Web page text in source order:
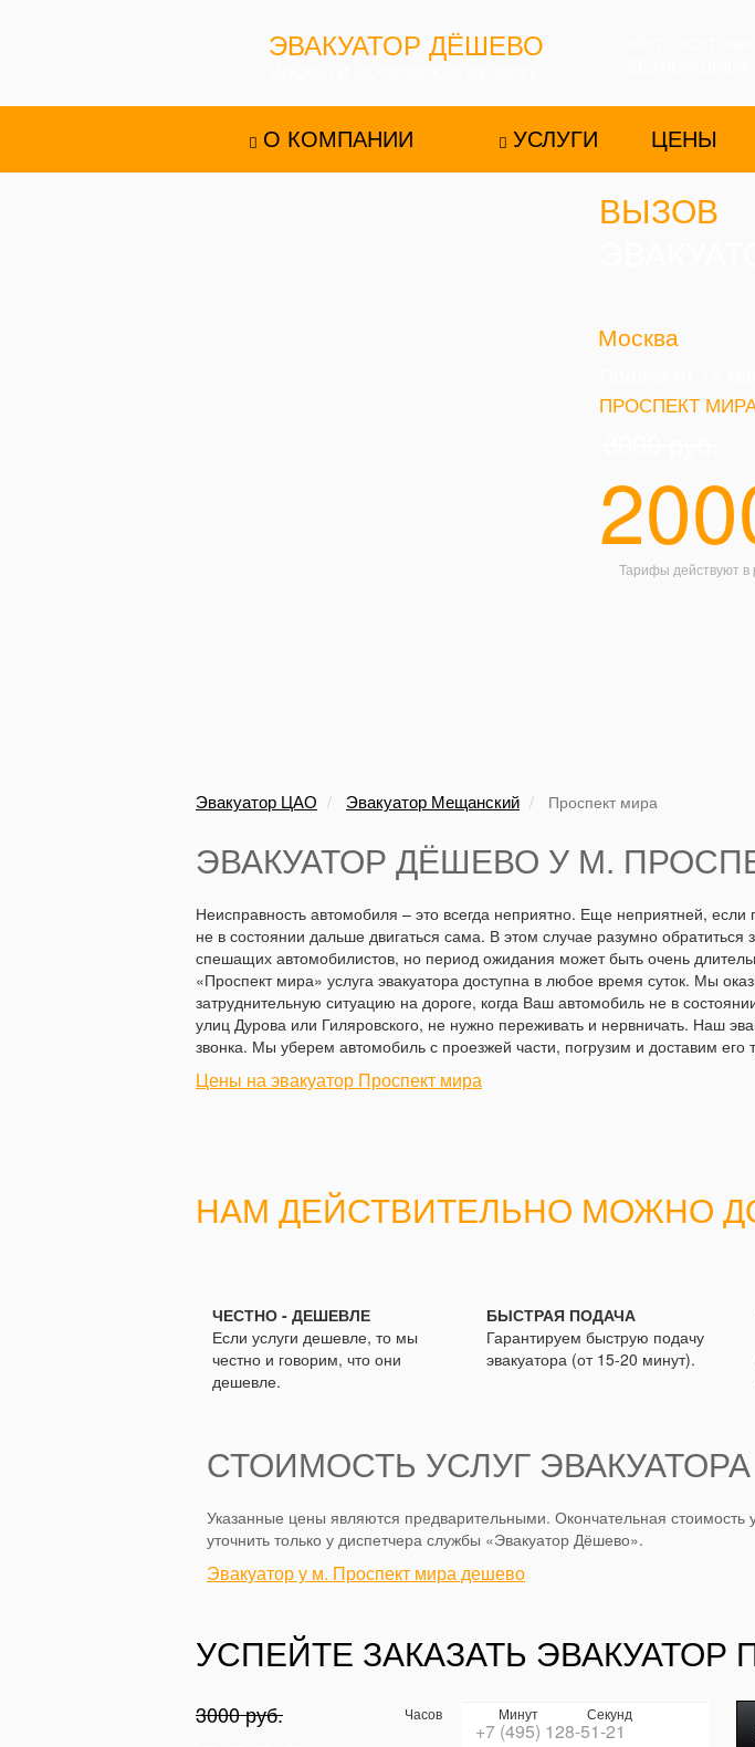
ЭВАКУАТОР ДЁШЕВО
О КОМПАНИИ УСЛУГИ ЦЕНЫ
ВЫЗОВ
Москва
ПРОСПЕКТ
Тарифы действуют в
Эвакуатор ЦАО Эвакуатор Мещанский Проспект мира
ЭВАКУАТОР ДЁШЕВО У М.
Неисправность автомобиля – это всегда неприятно. Еще неприятней,
не в состоянии дальше двигаться сама. В этом случае разумно
спешащих автомобилистов, но период ожидания может быть очень
«Проспект мира» услуга эвакуатора доступна в любое время суток. Мы
затруднительную ситуацию на дороге, когда Ваш автомобиль не в
улиц Дурова или Гиляровского, не нужно переживать и нервничать. Наш
звонка. Мы уберем автомобиль с проезжей части, погрузим и доставим
Цены на эвакуатор Проспект мира
НАМ ДЕЙСТВИТЕЛЬНО МОЖНО
ЧЕСТНО - ДЕШЕВЛЕ
Если услуги дешевле, то мы
честно и говорим, что они
дешевле.
БЫСТРАЯ ПОДАЧА
Гарантируем быструю подачу
эвакуатора (от 15-20 минут).
СТОИМОСТЬ УСЛУГ
Указанные цены являются предварительными. Окончательная
уточнить только у диспетчера службы «Эвакуатор Дёшево».
Эвакуатор у м. Проспект мира дешево
УСПЕЙТЕ ЗАКАЗАТЬ
3000 руб. Часов Минут Секунд